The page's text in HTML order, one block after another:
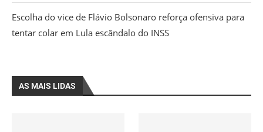
Escolha do vice de Flávio Bolsonaro reforça ofensiva para
tentar colar em Lula escândalo do INSS
AS MAIS LIDAS